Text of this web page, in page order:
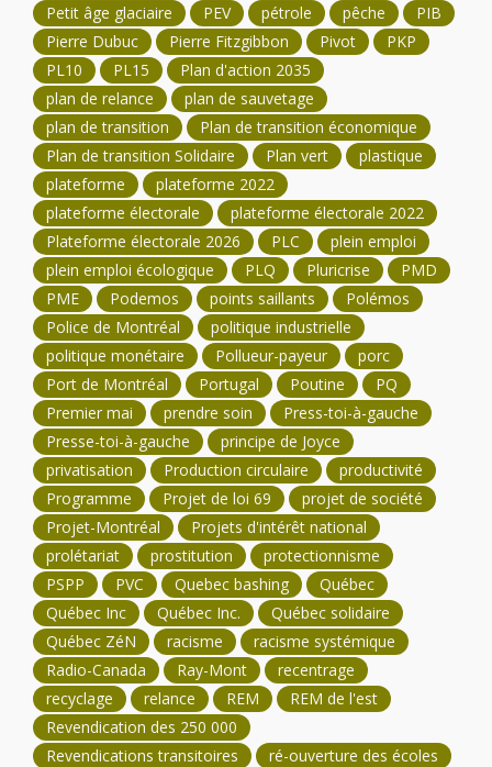
Petit âge glaciaire
PEV pétrole pêche
PIB
Pierre Dubuc
Pierre Fitzgibbon Pivot
PKP
PL10
PL15
Plan d'action 2035
plan de relance
plan de sauvetage
plan de transition
Plan de transition économique
Plan de transition Solidaire
Plan vert
plastique
plateforme
plateforme 2022
plateforme électorale
plateforme électorale 2022
Plateforme électorale 2026
PLC
plein emploi
plein emploi écologique
PLQ Pluricrise
PMD
PME
Podemos points saillants
Polémos
Police de Montréal
politique industrielle
politique monétaire
Pollueur-payeur
porc
Port de Montréal
Portugal Poutine
PQ
Premier mai
prendre soin
Press-toi-à-gauche
Presse-toi-à-gauche
principe de Joyce
privatisation
Production circulaire
productivité
Programme
Projet de loi 69
projet de société
Projet-Montréal
Projets d'intérêt national
prolétariat
prostitution
protectionnisme
PSPP
PVC Quebec bashing
Québec
Québec Inc
Québec Inc.
Québec solidaire
Québec ZéN
racisme
racisme systémique
Radio-Canada
Ray-Mont
recentrage
recyclage
relance REM
REM de l'est
Revendication des 250 000
Revendications transitoires
ré-ouverture des écoles